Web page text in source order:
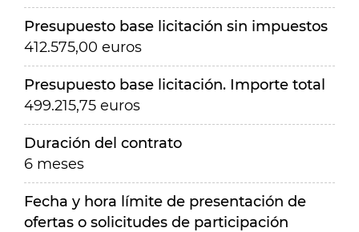
Presupuesto base licitación sin impuestos
412.575,00 euros
Presupuesto base licitación. Importe total
499.215,75 euros
Duración del contrato
6 meses
Fecha y hora límite de presentación de
ofertas o solicitudes de participación